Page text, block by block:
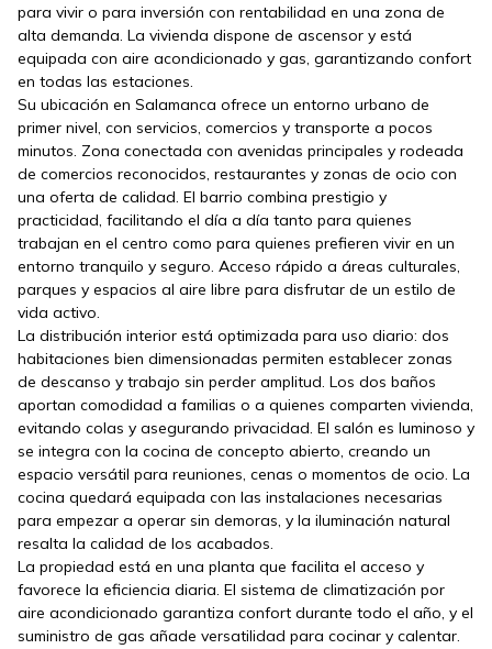
para vivir o para inversión con rentabilidad en una zona de
alta demanda. La vivienda dispone de ascensor y está
equipada con aire acondicionado y gas, garantizando confort
en todas las estaciones.
Su ubicación en Salamanca ofrece un entorno urbano de
primer nivel, con servicios, comercios y transporte a pocos
minutos. Zona conectada con avenidas principales y rodeada
de comercios reconocidos, restaurantes y zonas de ocio con
una oferta de calidad. El barrio combina prestigio y
practicidad, facilitando el día a día tanto para quienes
trabajan en el centro como para quienes prefieren vivir en un
entorno tranquilo y seguro. Acceso rápido a áreas culturales,
parques y espacios al aire libre para disfrutar de un estilo de
vida activo.
La distribución interior está optimizada para uso diario: dos
habitaciones bien dimensionadas permiten establecer zonas
de descanso y trabajo sin perder amplitud. Los dos baños
aportan comodidad a familias o a quienes comparten vivienda,
evitando colas y asegurando privacidad. El salón es luminoso y
se integra con la cocina de concepto abierto, creando un
espacio versátil para reuniones, cenas o momentos de ocio. La
cocina quedará equipada con las instalaciones necesarias
para empezar a operar sin demoras, y la iluminación natural
resalta la calidad de los acabados.
La propiedad está en una planta que facilita el acceso y
favorece la eficiencia diaria. El sistema de climatización por
aire acondicionado garantiza confort durante todo el año, y el
suministro de gas añade versatilidad para cocinar y calentar.